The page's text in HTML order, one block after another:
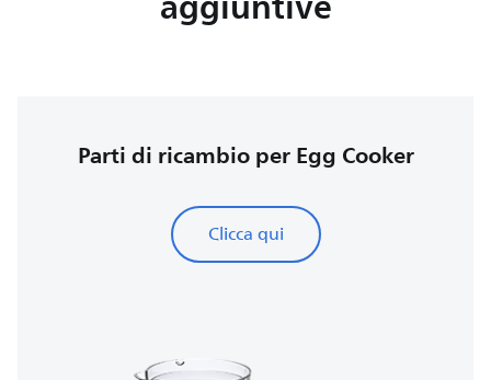
Parti di ricambio per Egg Cooker
Clicca qui